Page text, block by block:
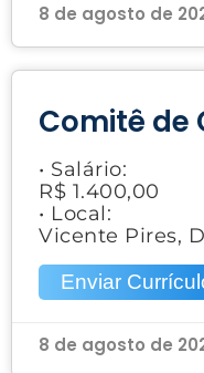
8 de agosto de
Comitê de
• Salário:
R$ 1.400,00
• Local:
Vicente Pires,
Enviar
8 de agosto de